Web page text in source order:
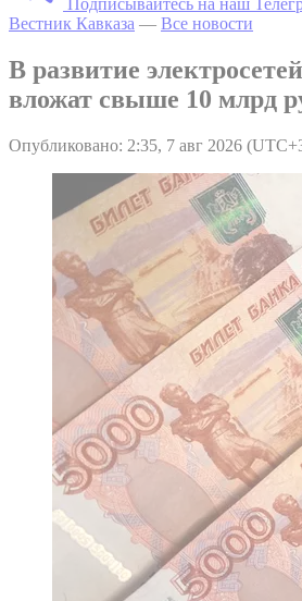
Подписывайтесь на наш
Вестник Кавказа — Все новости
В развитие
вложат свыше 10 млрд
Опубликовано: 2:35, 7 авг 2026